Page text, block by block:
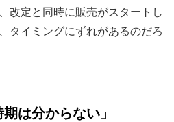
改定と同時に販売がスタートし
タイミングにずれがあるのだろ
は分からない」